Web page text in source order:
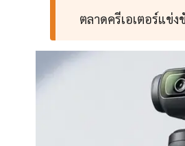
ตลาดครีเอเตอร์แข่ง